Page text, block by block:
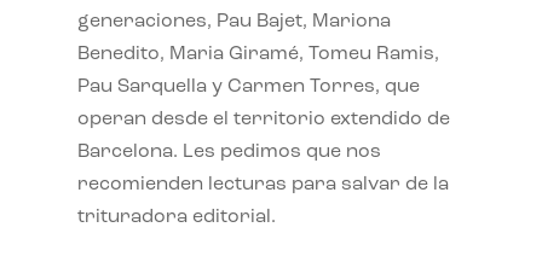
generaciones, Pau Bajet, Mariona
Benedito, Maria Giramé, Tomeu Ramis,
Pau Sarquella y Carmen Torres, que
operan desde el territorio extendido de
Barcelona. Les pedimos que nos
recomienden lecturas para salvar de la
trituradora editorial.